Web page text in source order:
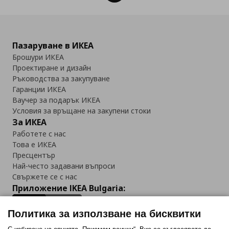
Пазаруване в ИКЕА
Брошури ИКЕА
Проектиране и дизайн
Ръководства за закупуване
Гаранции ИКЕА
Ваучер за подарък ИКЕА
Условия за връщане на закупени стоки
За ИКЕА
Работете с нас
Това е ИКЕА
Пресцентър
Най-често задавани въпроси
Свържете се с нас
Приложение IKEA Bulgaria:
Политика за използване на бисквитки